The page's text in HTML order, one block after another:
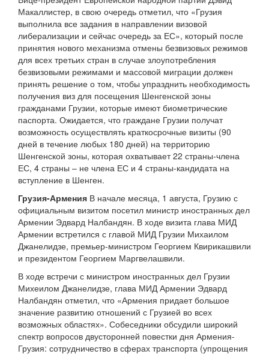
Макаллистер, в свою очередь отметил, что «Грузия
выполнила все задания в направлении визовой
либерализации и сейчас очередь за ЕС», который после
принятия нового механизма отмены безвизовых режимов
для всех третьих стран в случае злоупотребления
безвизовыми режимами и массовой миграции должен
принять решение о том, чтобы упразднить необходимость
получения виз для посещения Шенгенской зоны
гражданами Грузии, которые имеют биометрические
паспорта. Ожидается, что граждане Грузии получат
возможность осуществлять краткосрочные визиты (90
дней в течение любых 180 дней) на территорию
Шенгенской зоны, которая охватывает 22 страны-члена
ЕС, 4 страны – не члена ЕС и 4 страны-кандидата на
вступление в Шенген.
Грузия-Армения В начале месяца, 1 августа, Грузию с
официальным визитом посетил министр иностранных дел
Армении Эдвард Налбандян. В ходе визита глава МИД
Армении встретился с главой МИД Грузии Михаилом
Джанелидзе, премьер-министром Георгием Квирикашвили
и президентом Георгием Маргвелашвили.
В ходе встречи с министром иностранных дел Грузии
Михеилом Джанелидзе, глава МИД Армении Эдвард
Налбандян отметил, что «Армения придает большое
значение развитию отношений с Грузией во всех
возможных областях». Собеседники обсудили широкий
спектр вопросов двусторонней повестки дня Армения-
Грузия: сотрудничество в сферах транспорта (упрощения